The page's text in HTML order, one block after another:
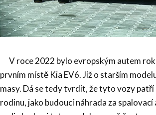
V roce 2022 bylo evropským autem
prvním místě Kia EV6. Již o starším
masy. Dá se tedy tvrdit, že tyto vozy
rodinu, jako budoucí náhrada za